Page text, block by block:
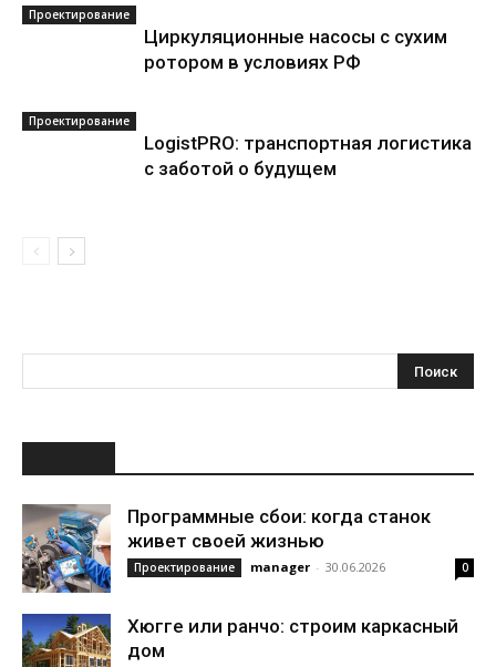
Проектирование
Циркуляционные насосы с сухим
ротором в условиях РФ
Проектирование
LogistPRO: транспортная логистика
с заботой о будущем
Программные сбои: когда станок
живет своей жизнью
Проектирование manager - 30.06.2026 0
Хюгге или ранчо: строим каркасный
дом